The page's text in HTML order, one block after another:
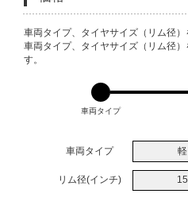
VARIATIONS
車両タイプ、タイヤサイズ（リム径）
車両タイプ、タイヤサイズ（リム径
す。
車両タイプ
車両タイプ
リム径(インチ)